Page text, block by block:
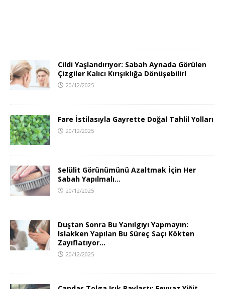
Cildi Yaşlandırıyor: Sabah Aynada Görülen
Çizgiler Kalıcı Kırışıklığa Dönüşebilir!
20/12/2025
Fare İstilasıyla Gayrette Doğal Tahlil Yolları
20/12/2025
Selülit Görünümünü Azaltmak İçin Her
Sabah Yapılmalı…
20/12/2025
Duştan Sonra Bu Yanılgıyı Yapmayın:
Islakken Yapılan Bu Süreç Saçı Kökten
Zayıflatıyor…
20/12/2025